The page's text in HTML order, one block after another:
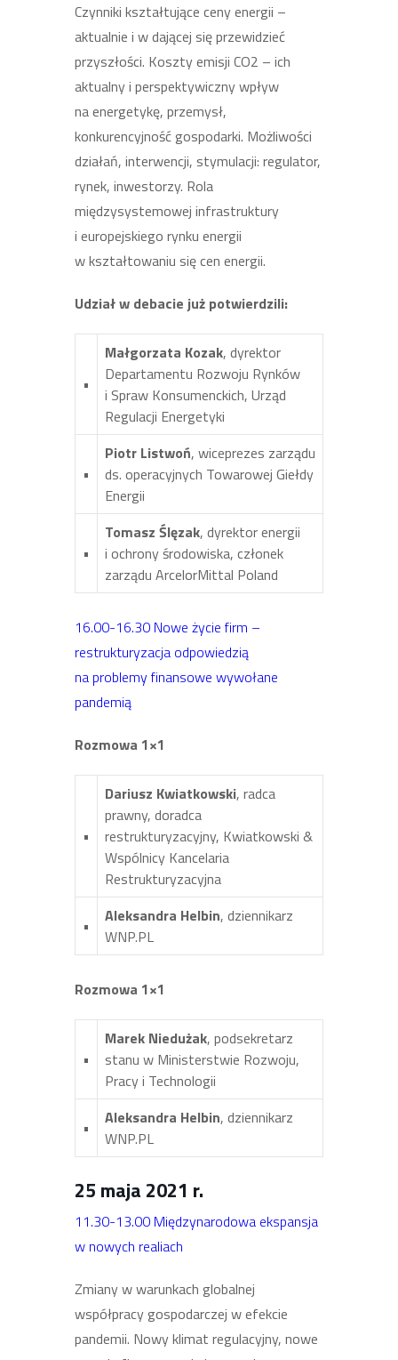
Czynniki kształtujące ceny energii –
aktualnie i w dającej się przewidzieć
przyszłości. Koszty emisji CO2 – ich
aktualny i perspektywiczny wpływ
na energetykę, przemysł,
konkurencyjność gospodarki. Możliwości
działań, interwencji, stymulacji: regulator,
rynek, inwestorzy. Rola
międzysystemowej infrastruktury
i europejskiego rynku energii
w kształtowaniu się cen energii.
Udział w debacie już potwierdzili:
•
Małgorzata Kozak, dyrektor
Departamentu Rozwoju Rynków
i Spraw Konsumenckich, Urząd
Regulacji Energetyki
•
Piotr Listwoń, wiceprezes zarządu
ds. operacyjnych Towarowej Giełdy
Energii
•
Tomasz Ślęzak, dyrektor energii
i ochrony środowiska, członek
zarządu ArcelorMittal Poland
16.00-16.30 Nowe życie firm –
restrukturyzacja odpowiedzią
na problemy finansowe wywołane
pandemią
Rozmowa 1×1
•
Dariusz Kwiatkowski, radca
prawny, doradca
restrukturyzacyjny, Kwiatkowski &
Wspólnicy Kancelaria
Restrukturyzacyjna
• Aleksandra Helbin, dziennikarz
WNP.PL
Rozmowa 1×1
•
Marek Niedużak, podsekretarz
stanu w Ministerstwie Rozwoju,
Pracy i Technologii
• Aleksandra Helbin, dziennikarz
WNP.PL
25 maja 2021 r.
11.30-13.00 Międzynarodowa ekspansja
w nowych realiach
Zmiany w warunkach globalnej
współpracy gospodarczej w efekcie
pandemii. Nowy klimat regulacyjny, nowe